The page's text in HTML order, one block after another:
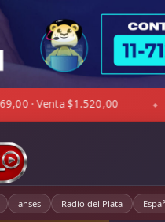
h · Hum. 94% ◆ DÓLAR
anses Radio del Plata